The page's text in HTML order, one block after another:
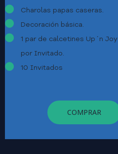
Charolas papas caseras.
Decoración básica.
1 par de calcetines Up´n Joy
por Invitado.
10 Invitados
COMPRAR